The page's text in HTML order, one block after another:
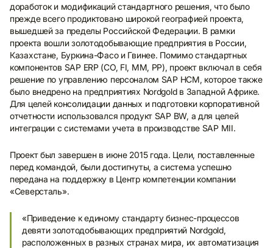
доработок и модификаций стандартного решения, что было
прежде всего продиктовано широкой географией проекта,
вышедшей за пределы Российской Федерации. В рамки
проекта вошли золотодобывающие предприятия в России,
Казахстане, Буркина-Фасо и Гвинее. Помимо стандартных
компонентов SAP ERP (CO, FI, MM, PP), проект включал в себя
решение по управлению персоналом SAP HCM, которое также
было внедрено на предприятиях Nordgold в Западной Африке.
Для целей консолидации данных и подготовки корпоративной
отчетности использовался продукт SAP BW, а для целей
интеграции с системами учета в производстве SAP MII.
Проект был завершен в июне 2015 года. Цели, поставленные
перед командой, были достигнуты, а система успешно
передана на поддержку в Центр компетенции компании
«Северсталь».
«Приведение к единому стандарту бизнес-процессов
девяти золотодобывающих предприятий Nordgold,
расположенных в разных странах мира, их автоматизация